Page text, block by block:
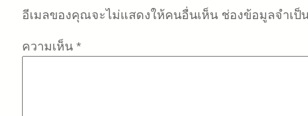
อีเมลของคุณจะไม่แสดงให้คนอื่นเห็น ช่องข้อมูลจำเป็
ความเห็น *